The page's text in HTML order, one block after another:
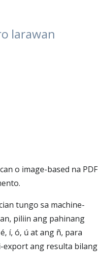
larawan
o image-based na PDF
tungo sa machine-
piliin ang pahinang
í, ó, ú at ang ñ, para
export ang resulta bilang